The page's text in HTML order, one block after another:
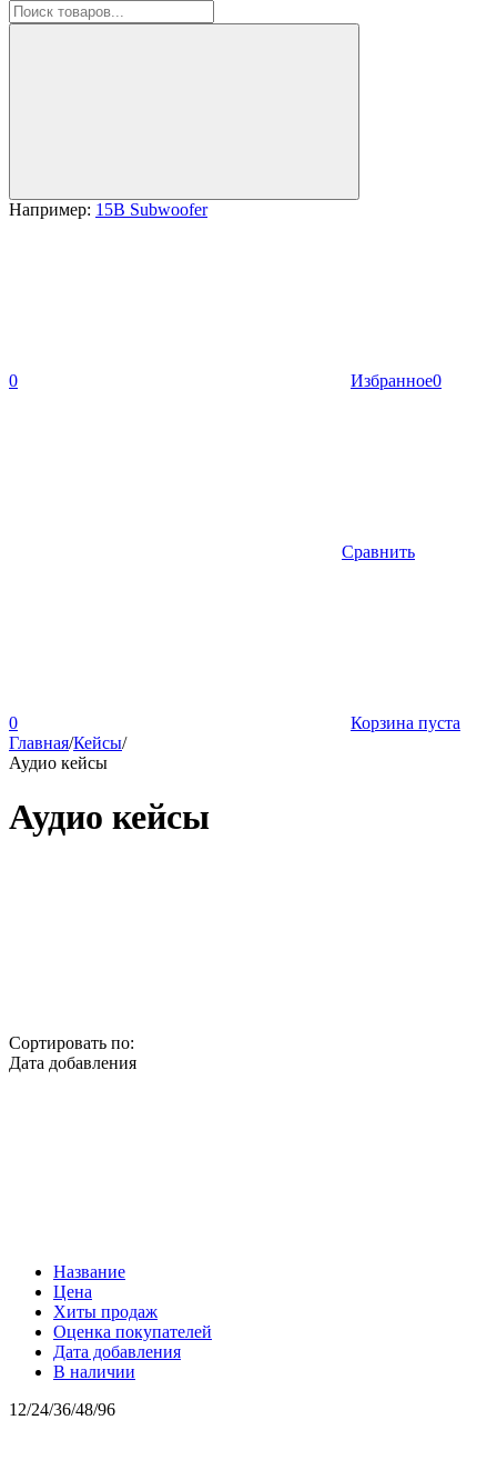
Например: 15B Subwoofer
0 Избранное0
Сравнить
0
Корзина пуста
Главная/Кейсы/
Аудио кейсы
Аудио кейсы
Сортировать по:
Дата добавления
Название
Цена
Хиты продаж
Оценка покупателей
Дата добавления
В наличии
12/24/36/48/96